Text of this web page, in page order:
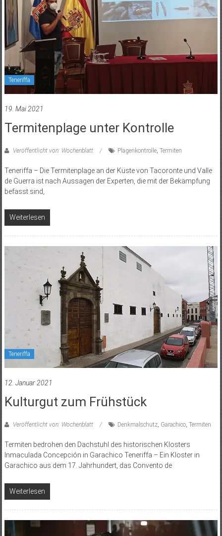
Teneriffa
19. Mai 2021
Termitenplage unter Kontrolle
Veröffentlicht von: Wochenblatt Plagenkontrolle, Termiten
Teneriffa – Die Termitenplage an der Küste von Tacoronte und Valle
de Guerra ist nach Aussagen der Experten, die mit der Bekämpfung
befasst sind,
Weiterlesen
Teneriffa
12. Januar 2021
Kulturgut zum Frühstück
Veröffentlicht von: Wochenblatt Denkmalschutz, Garachico, Termiten
Termiten bedrohen den Dachstuhl des historischen Klosters
Inmaculada Concepción in Garachico Teneriffa – Ein Kloster in
Garachico aus dem 17. Jahrhundert, das Convento de
Weiterlesen